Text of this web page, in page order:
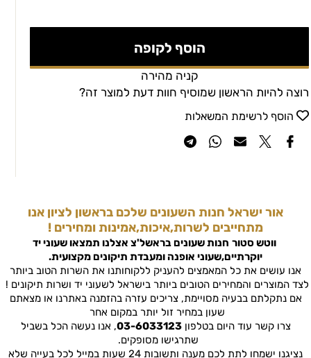
הוסף לקופה
קניה מהירה
רוצה להיות הראשון שמוסיף חוות דעת למוצר זה?
הוסף לרשימת המשאלות
אור ישראל חנות השעונים שלכם בראשון לציון אנו
מתחייבים לשרות,איכות,אמינות ומחירים !
ווטש סטור חנות שעונים בראשל'צ אצלנו תמצאו שעוני יד
יוקרתיים,שעוני אופנה ומעבדת תיקונים מקצועית.
אנו עושים את כל המאמצים להעניק ללקוחותנו את השרות הטוב ביותר
לצד המוצרים והמחירים הטובים ביותר בישראל לשעוני יד ושרות תיקונים !
אם נתקלתם בבעיה מסויימת, צריכים עזרה בהזמנה באתרנו או מצאתם
שעון במחיר זול יותר במקום אחר
צרו קשר עוד היום בטלפון03-6033123, אנו נעשה הכל בשביל
שתרגישו מסופקים.
נציגנו ישמחו לתת לכם מענה ותשובות 24 שעות במייל לכל בעייה שלא